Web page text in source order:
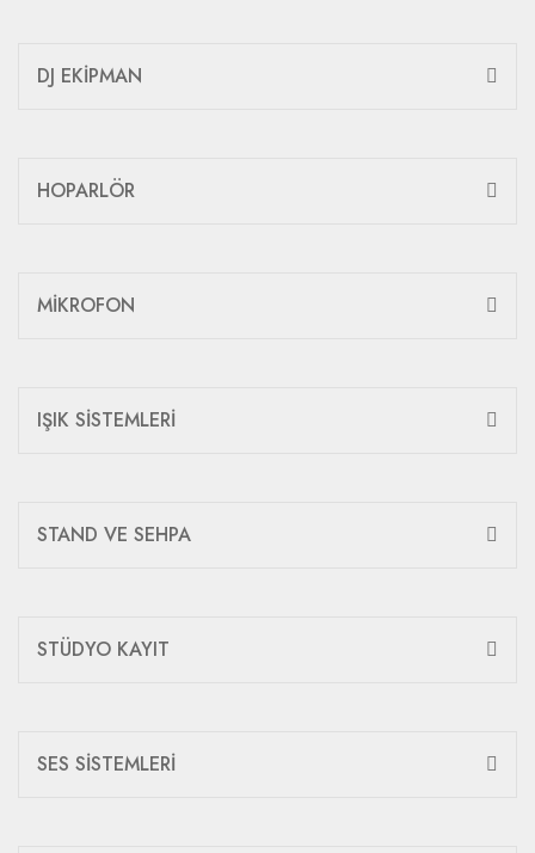
DJ EKİPMAN
HOPARLÖR
MİKROFON
IŞIK SİSTEMLERİ
STAND VE SEHPA
STÜDYO KAYIT
SES SİSTEMLERİ